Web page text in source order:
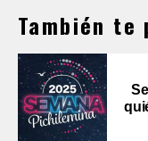
También te